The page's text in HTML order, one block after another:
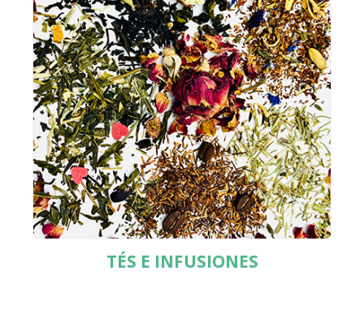
TÉS E INFUSIONES